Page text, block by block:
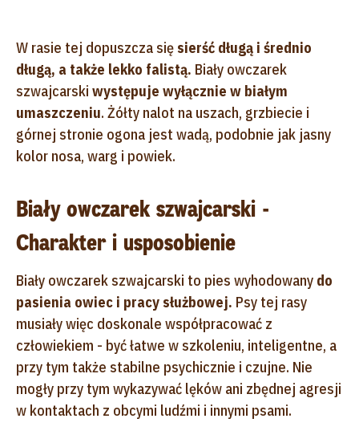
W rasie tej dopuszcza sięsierść długą i średnio
długą, a także lekko falistą. Biały owczarek
szwajcarski występuje wyłącznie w białym
umaszczeniu. Żółty nalot na uszach, grzbiecie i
górnej stronie ogona jest wadą, podobnie jak jasny
kolor nosa, warg i powiek.
Biały owczarek szwajcarski -
Charakter i usposobienie
Biały owczarek szwajcarski to pies wyhodowany do
pasienia owiec i pracy służbowej. Psy tej rasy
musiały więc doskonale współpracować z
człowiekiem - być łatwe w szkoleniu, inteligentne, a
przy tym także stabilne psychicznie i czujne. Nie
mogły przy tym wykazywać lęków ani zbędnej agresji
w kontaktach z obcymi ludźmi i innymi psami.